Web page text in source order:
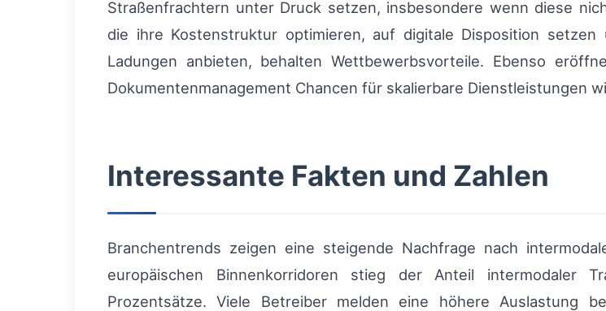
Straßenfrachtern unter Druck setzen, insbesondere wenn diese
die ihre Kostenstruktur optimieren, auf digitale Disposition
Ladungen anbieten, behalten Wettbewerbsvorteile. Ebenso
Dokumentenmanagement Chancen für skalierbare Dienstleistungen
Interessante Fakten und Zahlen
Branchentrends zeigen eine steigende Nachfrage nach
europäischen Binnenkorridoren stieg der Anteil intermodaler
Prozentsätze. Viele Betreiber melden eine höhere Auslastung